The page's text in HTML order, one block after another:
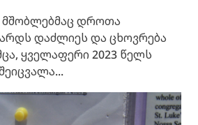
დროთა
დაძლიეს და ცხოვრება
ყველაფერი 2023 წელს